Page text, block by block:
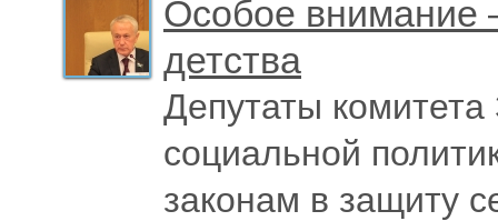
Особое внимание
детства
Депутаты
социальной
законам в защиту